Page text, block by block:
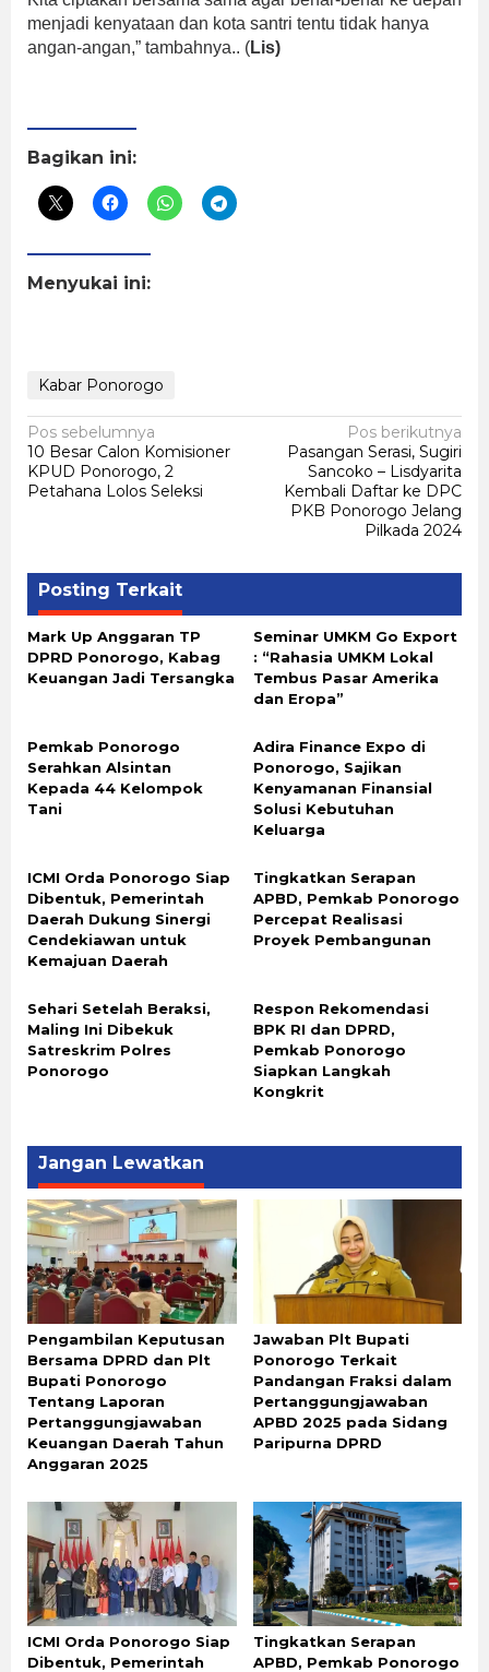
menjadi kenyataan dan kota santri tentu tidak hanya
angan-angan,” tambahnya.. (Lis)
Bagikan ini:
Menyukai ini:
Kabar Ponorogo
Navigasi
pos
Pos sebelumnya
10 Besar Calon Komisioner
KPUD Ponorogo, 2
Petahana Lolos Seleksi
Pos berikutnya
Pasangan Serasi, Sugiri
Sancoko – Lisdyarita
Kembali Daftar ke DPC
PKB Ponorogo Jelang
Pilkada 2024
Posting Terkait
Mark Up Anggaran TP
DPRD Ponorogo, Kabag
Keuangan Jadi Tersangka
Seminar UMKM Go Export
: “Rahasia UMKM Lokal
Tembus Pasar Amerika
dan Eropa”
Pemkab Ponorogo
Serahkan Alsintan
Kepada 44 Kelompok
Tani
Adira Finance Expo di
Ponorogo, Sajikan
Kenyamanan Finansial
Solusi Kebutuhan
Keluarga
ICMI Orda Ponorogo Siap
Dibentuk, Pemerintah
Daerah Dukung Sinergi
Cendekiawan untuk
Kemajuan Daerah
Tingkatkan Serapan
APBD, Pemkab Ponorogo
Percepat Realisasi
Proyek Pembangunan
Sehari Setelah Beraksi,
Maling Ini Dibekuk
Satreskrim Polres
Ponorogo
Respon Rekomendasi
BPK RI dan DPRD,
Pemkab Ponorogo
Siapkan Langkah
Kongkrit
Jangan Lewatkan
Pengambilan Keputusan
Bersama DPRD dan Plt
Bupati Ponorogo
Tentang Laporan
Pertanggungjawaban
Keuangan Daerah Tahun
Anggaran 2025
Jawaban Plt Bupati
Ponorogo Terkait
Pandangan Fraksi dalam
Pertanggungjawaban
APBD 2025 pada Sidang
Paripurna DPRD
ICMI Orda Ponorogo Siap
Dibentuk, Pemerintah
Tingkatkan Serapan
APBD, Pemkab Ponorogo